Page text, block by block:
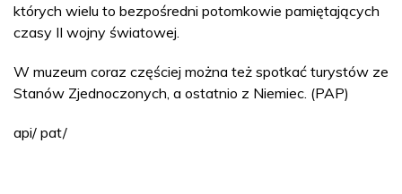
których wielu to bezpośredni potomkowie pamiętających
czasy II wojny światowej.
W muzeum coraz częściej można też spotkać turystów ze
Stanów Zjednoczonych, a ostatnio z Niemiec. (PAP)
api/ pat/